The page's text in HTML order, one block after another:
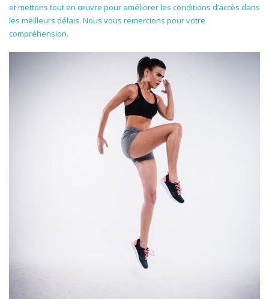
et mettons tout en œuvre pour améliorer les conditions d’accès dans
les meilleurs délais. Nous vous remercions pour votre
compréhension.